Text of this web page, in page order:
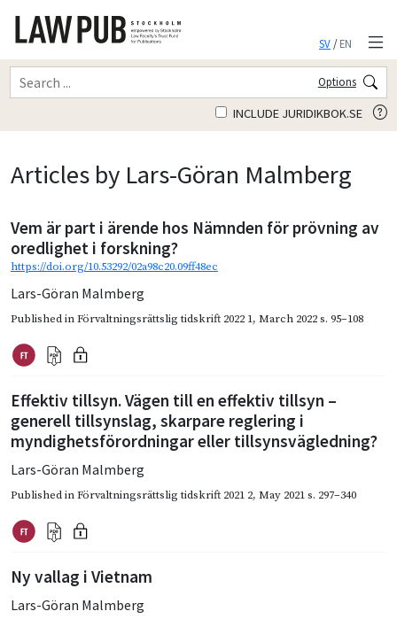
SV/EN
Options
INCLUDE JURIDIKBOK.SE
Articles by Lars-Göran Malmberg
Vem är part i ärende hos Nämnden för prövning av
oredlighet i forskning?
https://doi.org/10.53292/02a98c20.09ff48ec
Lars-Göran Malmberg
Published inFörvaltningsrättslig tidskrift 2022 1, March 2022s. 95–108
Effektiv tillsyn. Vägen till en effektiv tillsyn –
generell tillsynslag, skarpare reglering i
myndighetsförordningar eller tillsynsvägledning?
Lars-Göran Malmberg
Published inFörvaltningsrättslig tidskrift 2021 2, May 2021s. 297–340
Ny vallag i Vietnam
Lars-Göran Malmberg